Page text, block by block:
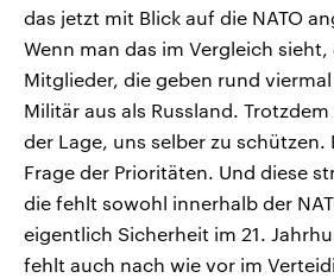
das jetzt mit Blick auf die NATO
Wenn man das im Vergleich sieht,
Mitglieder, die geben rund
Militär aus als Russland.
der Lage, uns selber zu schützen.
Frage der Prioritäten. Und diese
die fehlt sowohl innerhalb der
eigentlich Sicherheit im 21.
fehlt auch nach wie vor im